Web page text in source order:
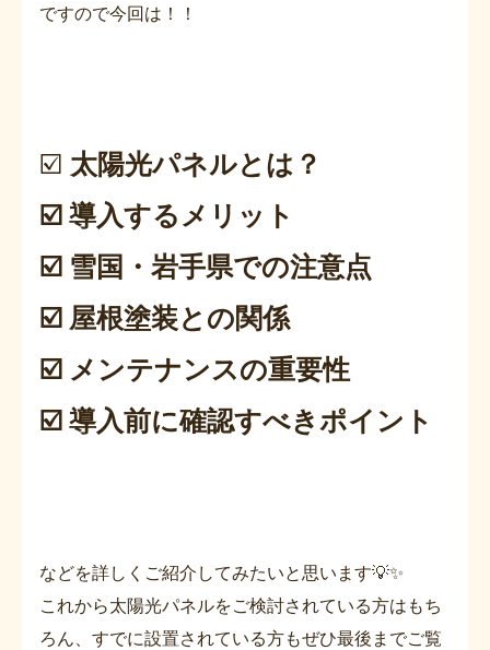
ですので今回は！！
☑️ 太陽光パネルとは？
☑️ 導入するメリット
☑️ 雪国・岩手県での注意点
☑️ 屋根塗装との関係
☑️ メンテナンスの重要性
☑️ 導入前に確認すべきポイント
などを詳しくご紹介してみたいと思います💡✨
これから太陽光パネルをご検討されている方はもち
ろん、すでに設置されている方もぜひ最後までご覧